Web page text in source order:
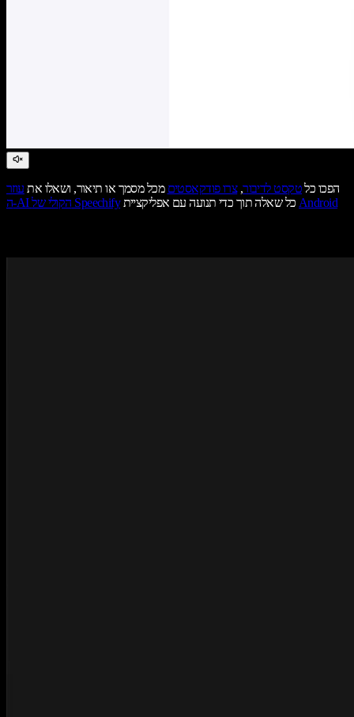
הפכו כלטקסט לדיבור,צרו פודקאסטים מכל מסמך או תיאור, ושאלו את עוזר
ה-AI הקולי של Speechify
כל שאלה תוך כדי תנועה עם אפליקצייתAndroid